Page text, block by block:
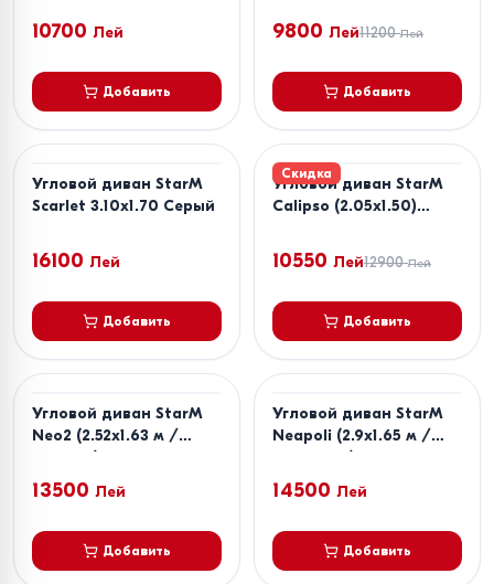
10700 Лей
Добавить
9800 Лей11200 Лей
Добавить
Угловой диван StarM
Scarlet 3.10x1.70 Серый
16100 Лей
Добавить
Скидка
Угловой диван StarM
Calipso (2.05x1.50)
10550 Лей12900 Лей
Добавить
Угловой диван StarM
Neo2 (2.52x1.63 м /
2x1.63 м) Плюшевый
Велюр Синий
13500 Лей
Добавить
Угловой диван StarM
Neapoli (2.9x1.65 м /
2.4x1.65 м) Коричневый
14500 Лей
Добавить